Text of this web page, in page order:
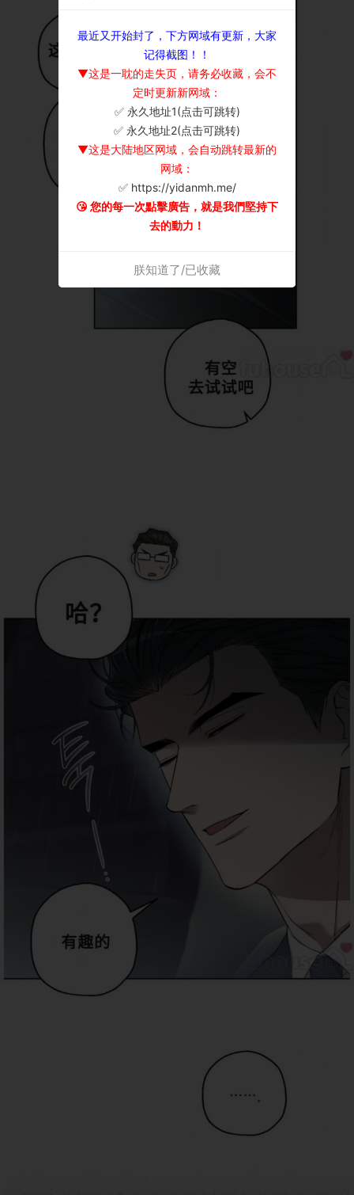
最近又开始封了，下方网域有更新，大家
记得截图！！
▼这是一耽的走失页，请务必收藏，会不
定时更新新网域：
✅ 永久地址1(点击可跳转)
✅ 永久地址2(点击可跳转)
▼这是大陆地区网域，会自动跳转最新的
网域：
✅ https://yidanmh.me/
😘 您的每一次點擊廣告，就是我們堅持下
去的動力！
朕知道了/已收藏